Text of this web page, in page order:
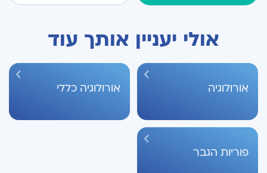
אולי יעניין אותך עוד
אורולוגיה אורולוגיה כללי
פוריות הגבר